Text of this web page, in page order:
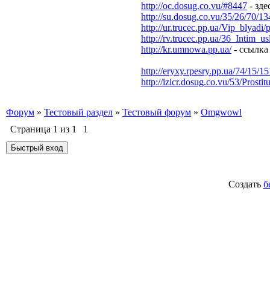
http://oc.dosug.co.vu/#8447 -
http://su.dosug.co.vu/35/26/70/
http://ur.trucec.pp.ua/
http://rv.trucec.pp.ua/
http://kr.umnowa.pp.ua/- ссылка
http://eryxy.rpesry.pp.ua/74/15/
http://izicr.dosug.co.vu/53/
Форум » Тестовый раздел » Тестовый форум » Omgwowl
Страница 1 из 1 1
Создать